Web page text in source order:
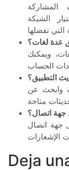
المشاركة
الشبكة
عدة لغات؟
ويمكنك
التطبيق؟
وابحث عن
اتصال؟
جهة اتصال
Deja